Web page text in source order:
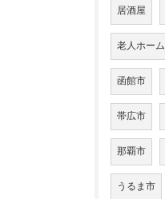
居酒屋
老人ホーム
函館市
帯広市
那覇市
うるま市